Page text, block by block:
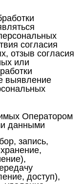
согласия
отзыв согласия
или
выявление
Оператором
данными
запись,
доступ),